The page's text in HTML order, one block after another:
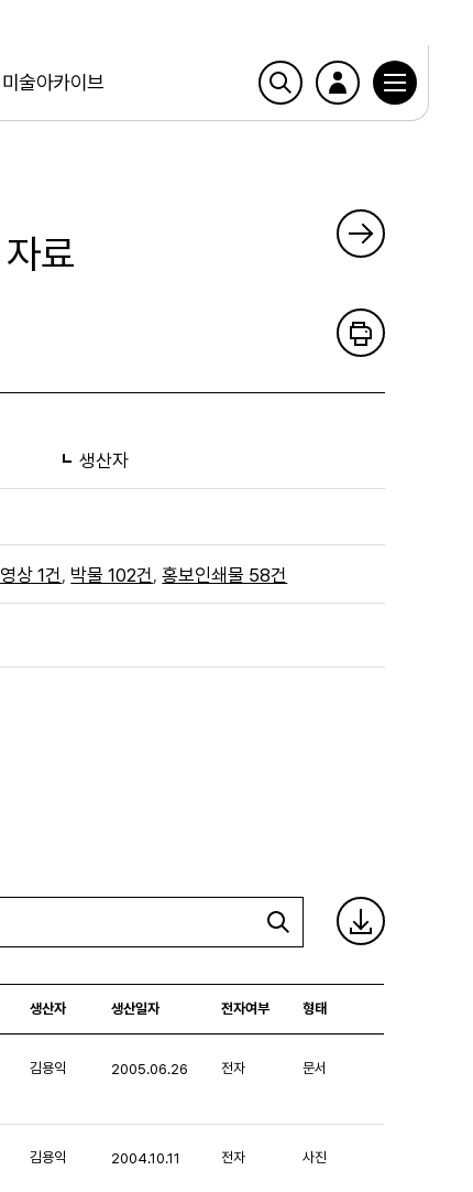
미술아카이브
료
생산자
상 1건 박물 102건 ,홍보인쇄물 58건
생산자 생산일자 전자여부 형태
김용익 2005.06.26 전자 문서
김용익 2004.10.11 전자 사진